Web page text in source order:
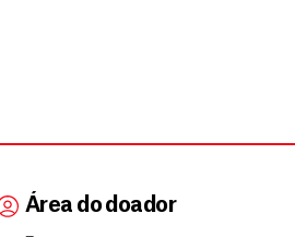
Área do doador